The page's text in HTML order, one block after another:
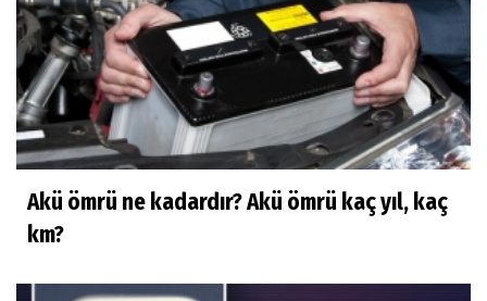
Akü ömrü ne kadardır? Akü ömrü kaç yıl, kaç
km?